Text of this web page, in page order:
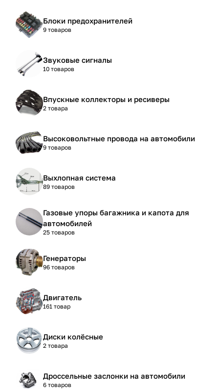
Блоки предохранителей
9 товаров
Звуковые сигналы
10 товаров
Впускные коллекторы и ресиверы
2 товара
Высоковольтные провода на автомобили
9 товаров
Выхлопная система
89 товаров
Газовые упоры багажника и капота для
автомобилей
25 товаров
Генераторы
96 товаров
Двигатель
161 товар
Диски колёсные
2 товара
Дроссельные заслонки на автомобили
6 товаров